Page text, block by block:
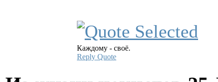
Каждому - своё.
Reply Quote